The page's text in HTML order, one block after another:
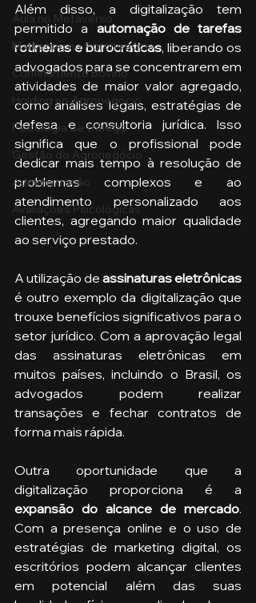
Aula no Metaverso
Marketing no Agronegócio
Confinamento Bovino
Holding no Agronegócio
Psicologia de tráfego
Gestão do Agronegócio
Administração
Avaliações Psicológicas
Além disso, a digitalização tem
permitido a automação de tarefas
rotineiras e burocráticas, liberando os
advogados para se concentrarem em
atividades de maior valor agregado,
como análises legais, estratégias de
defesa e consultoria jurídica. Isso
significa que o profissional pode
dedicar mais tempo à resolução de
problemas complexos e ao
atendimento personalizado aos
clientes, agregando maior qualidade
ao serviço prestado.
A utilização de
é outro exemplo da digitalização que
trouxe benefícios significativos para o
setor jurídico. Com a aprovação legal
das assinaturas eletrônicas em
muitos países, incluindo o Brasil, os
advogados podem realizar
transações e fechar contratos de
forma mais rápida.
Outra oportunidade que a
expansão do alcance de mercado.
Com a presença online e o uso de
estratégias de marketing digital, os
escritórios podem alcançar clientes
em potencial além das suas